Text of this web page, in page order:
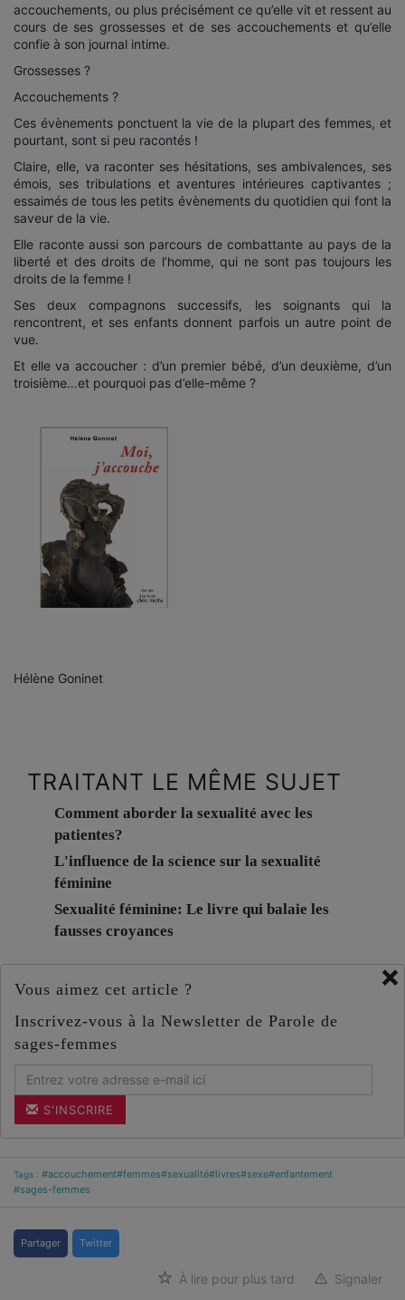
accouchements, ou plus précisément ce qu’elle vit et ressent au
cours de ses grossesses et de ses accouchements et qu’elle
confie à son journal intime.
Grossesses ?
Accouchements ?
Ces évènements ponctuent la vie de la plupart des femmes, et
pourtant, sont si peu racontés !
Claire, elle, va raconter ses hésitations, ses ambivalences, ses
émois, ses tribulations et aventures intérieures captivantes ;
essaimés de tous les petits évènements du quotidien qui font la
saveur de la vie.
Elle raconte aussi son parcours de combattante au pays de la
liberté et des droits de l’homme, qui ne sont pas toujours les
droits de la femme !
Ses deux compagnons successifs, les soignants qui la
rencontrent, et ses enfants donnent parfois un autre point de
vue.
Et elle va accoucher : d’un premier bébé, d’un deuxième, d’un
troisième…et pourquoi pas d’elle-même ?
Hélène Goninet
TRAITANT LE MÊME SUJET
Comment aborder la sexualité avec les
patientes?
L'influence de la science sur la sexualité
féminine
Sexualité féminine: Le livre qui balaie les
fausses croyances
×
Vous aimez cet article ?
Inscrivez-vous à la Newsletter de Parole de
sages-femmes
S'INSCRIRE
Tags : #accouchement#femmes#sexualité#livres#sexe#enfantement
#sages-femmes
Partager Twitter
Signaler
À lire pour plus tard